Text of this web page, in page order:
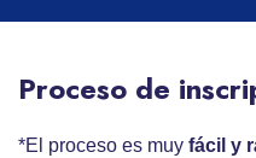
Proceso de
*El proceso es muy fácil y